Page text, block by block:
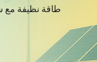
طاقة نظيفة مع